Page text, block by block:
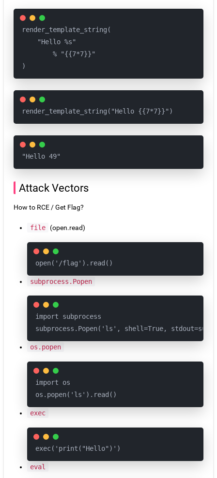
render_template_string(
    "Hello %s"
        % "{{7*7}}"
)
render_template_string("Hello {{7*7}}")
"Hello 49"
Attack Vectors
How to RCE / Get Flag?
file (open.read)
open('/flag').read()
subprocess.Popen
import subprocess
subprocess.Popen('ls', shell=True,
os.popen
import os
os.popen('ls').read()
exec
exec('print("Hello")')
eval